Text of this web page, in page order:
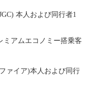
本人および同行者1
ミアムエコノミー搭乗客
ァイア)本人および同行